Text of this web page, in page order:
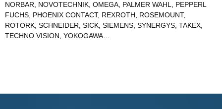
NORBAR
NOVOTECHNIK OMEGA PALMER WAHL
PEPPERL
FUCHS PHOENIX CONTACT, REXROTH ROSEMOUNT,
ROTORK SCHNEIDER SICK SIEMENS SYNERGYS TAKEX
TECHNO VISION YOKOGAWA